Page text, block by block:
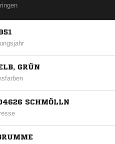
GRÜN
SCHMÖLLN